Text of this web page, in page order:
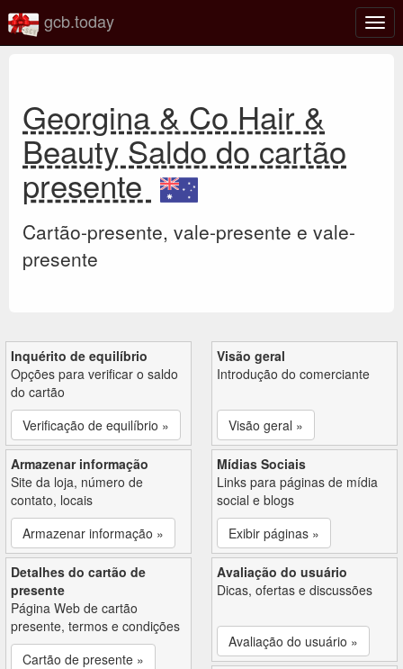
gcb.today
Georgina & Co Hair &
Beauty Saldo do cartão
presente
Cartão-presente, vale-presente e vale-
presente
Inquérito de equilíbrio
Opções para verificar o saldo
do cartão
Verificação de equilíbrio »
Visão geral
Introdução do comerciante
Visão geral »
Armazenar informação
Site da loja, número de
contato, locais
Armazenar informação »
Mídias Sociais
Links para páginas de mídia
social e blogs
Exibir páginas »
Detalhes do cartão de
presente
Página Web de cartão
presente, termos e condições
Cartão de presente »
Avaliação do usuário
Dicas, ofertas e discussões
Avaliação do usuário »